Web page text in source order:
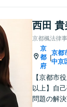
西田 貴
京都楓法律
京
都
府
|
京都
中京
【京都市
以上】自
問題の解